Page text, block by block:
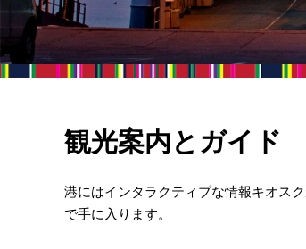
観光案内とガイド
港にはインタラクティブな情報キオス
で手に入ります。